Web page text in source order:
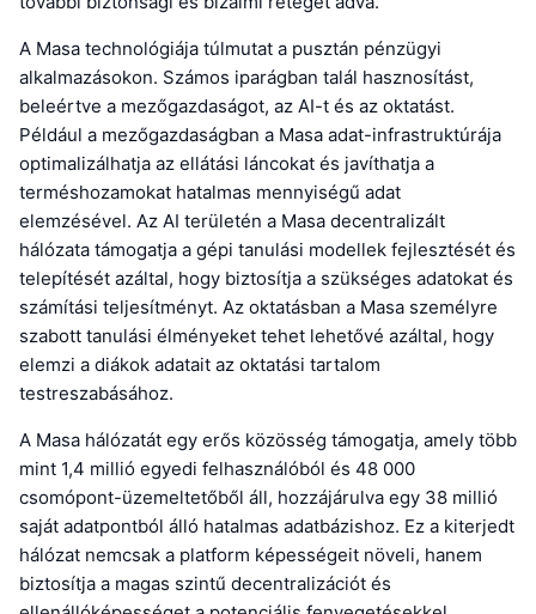
A Masa technológiája túlmutat a pusztán pénzügyi
alkalmazásokon. Számos iparágban talál hasznosítást,
beleértve a mezőgazdaságot, az AI-t és az oktatást.
Például a mezőgazdaságban a Masa adat-infrastruktúrája
optimalizálhatja az ellátási láncokat és javíthatja a
terméshozamokat hatalmas mennyiségű adat
elemzésével. Az AI területén a Masa decentralizált
hálózata támogatja a gépi tanulási modellek fejlesztését és
telepítését azáltal, hogy biztosítja a szükséges adatokat és
számítási teljesítményt. Az oktatásban a Masa személyre
szabott tanulási élményeket tehet lehetővé azáltal, hogy
elemzi a diákok adatait az oktatási tartalom
testreszabásához.
A Masa hálózatát egy erős közösség támogatja, amely több
mint 1,4 millió egyedi felhasználóból és 48 000
csomópont-üzemeltetőből áll, hozzájárulva egy 38 millió
saját adatpontból álló hatalmas adatbázishoz. Ez a kiterjedt
hálózat nemcsak a platform képességeit növeli, hanem
biztosítja a magas szintű decentralizációt és